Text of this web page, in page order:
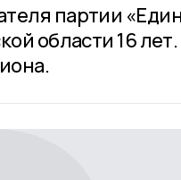
партии
области 16 лет.